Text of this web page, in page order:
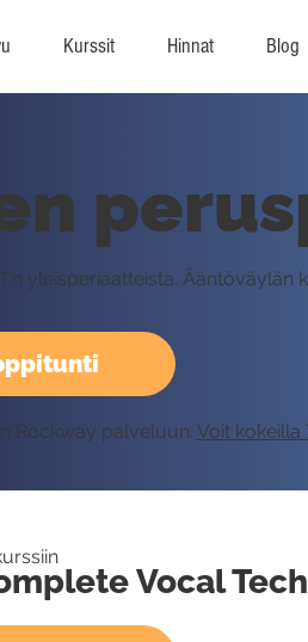
Kurssit Hinnat Blog
yleisperiaatteista.
Rockway palveluun. Voit kokeilla
Vocal